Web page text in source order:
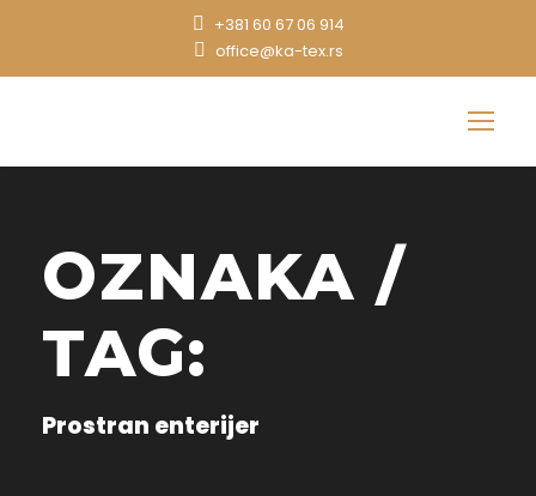
+381 60 67 06 914
office@ka-tex.rs
OZNAKA /
TAG:
Prostran enterijer